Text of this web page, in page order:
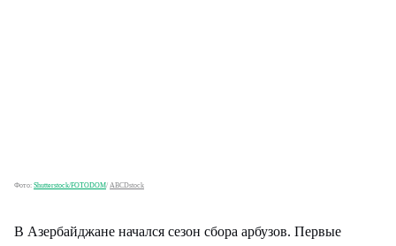
Фото: Shutterstock/FOTODOM/ ABCDstock
В Азербайджане начался сезон сбора арбузов. Первые